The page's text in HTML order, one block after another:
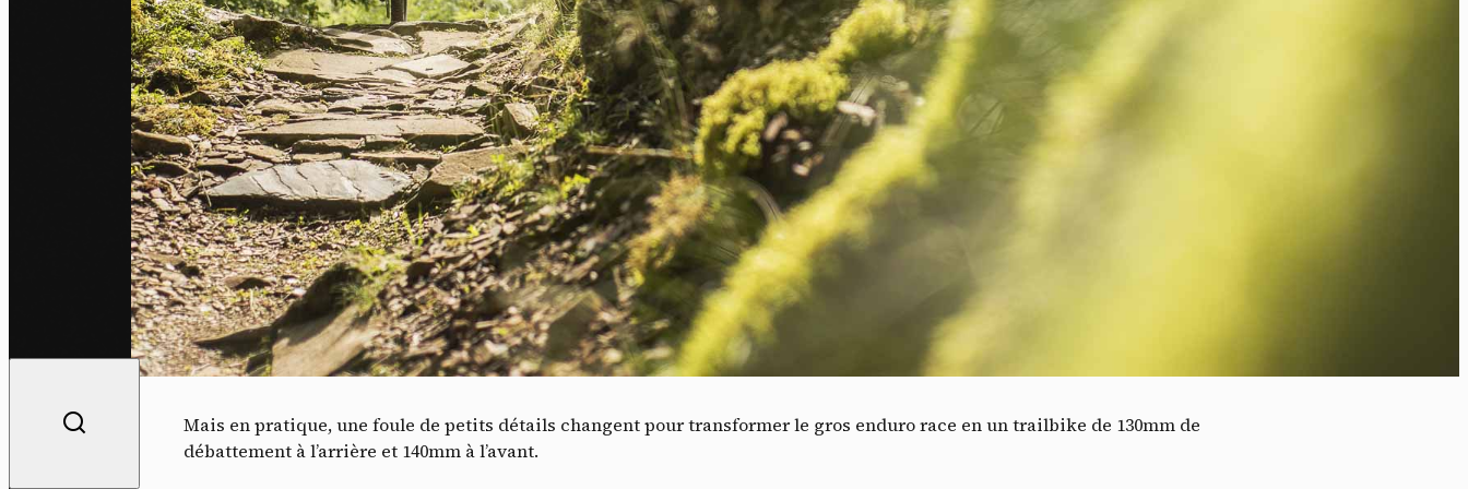
Mais en pratique, une foule de petits détails changent pour transformer le gros enduro race en un trailbike de 130mm de
débattement à l’arrière et 140mm à l’avant.